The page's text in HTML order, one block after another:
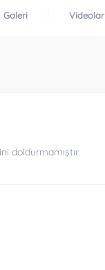
Galeri Videolar
doldurmamıştır.